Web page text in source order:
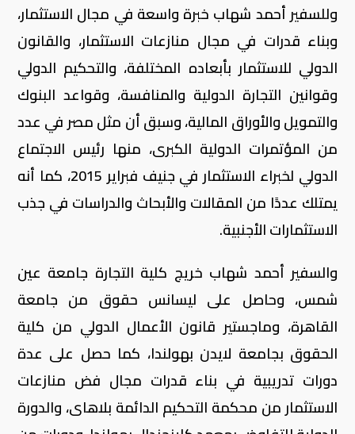
وللسفير أحمد شهاب خبرة واسعة في مجال الاستثمار،
وبناء قدرات في مجال منازعات الاستثمار، والقانون
الدولي للاستثمار بأبعاده المختلفة، والتحكيم الدولي
وقوانين التجارة الدولية والمنافسة، وقواعد البنوك
والتمويل والأوراق المالية، وسبق أن مثل مصر في عدد
من المؤتمرات الدولية الكبرى، منها رئيس الاجتماع
الدولي لخبراء الاستثمار في جنيف فبراير 2015، كما أنه
يمتلك عددًا من المقالات والأبحاث والدراسات في جذب
الاستثمارات الأجنبية.
والسفير أحمد شهاب خريج كلية التجارة جامعة عين
شمس، وحاصل على ليسانس حقوق من جامعة
القاهرة، وماجستير قانون الأعمال الدولي من كلية
الحقوق بجامعة لايدن بهولندا، كما حصل على عدة
دورات تدريبية في بناء قدرات مجال فض منازعات
الاستثمار من محكمة التحكيم الدائمة بلاهاى، والدورة